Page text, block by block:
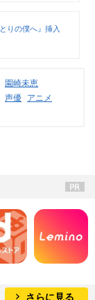
りの僕へ』挿入
園崎未恵
声優 アニメ
さらに見る